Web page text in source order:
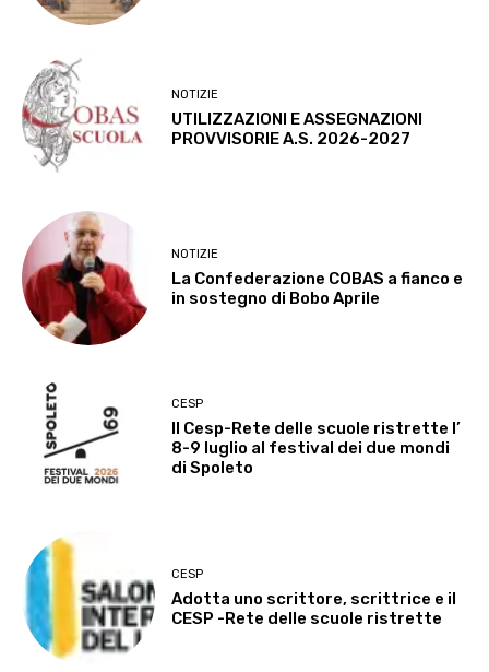
NOTIZIE
UTILIZZAZIONI E ASSEGNAZIONI
PROVVISORIE A.S. 2026-2027
NOTIZIE
La Confederazione COBAS a fianco e
in sostegno di Bobo Aprile
CESP
Il Cesp-Rete delle scuole ristrette l’
8-9 luglio al festival dei due mondi
di Spoleto
CESP
Adotta uno scrittore, scrittrice e il
CESP -Rete delle scuole ristrette